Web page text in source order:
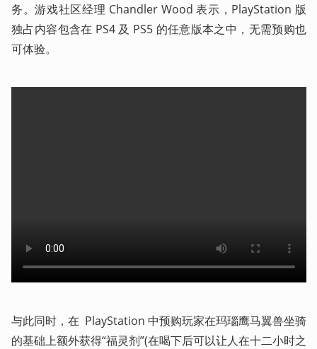
务。游戏社区经理 Chandler Wood 表示，PlayStation 版
独占内容包含在 PS4 及 PS5 的任意版本之中，无需预购也
可体验。
与此同时，在  PlayStation 中预购玩家在玛瑙鹰马翼兽坐骑
的基础上额外获得“福灵剂”(在喝下后可以让人在十二小时之